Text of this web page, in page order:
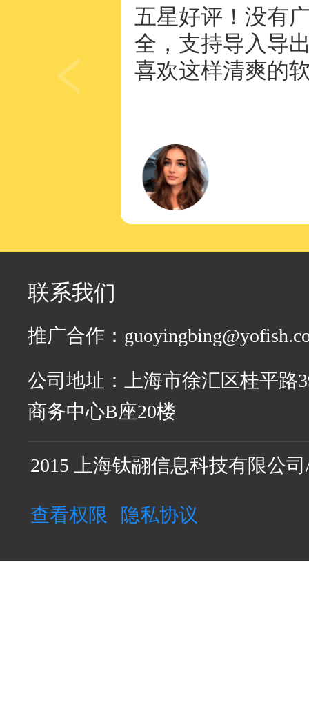
五星好评！没有
全，支持导入导
喜欢这样清爽的
联系我们
推广合作：
公司地址： 上海市徐汇区桂平路
商务中心B座20楼
2015 上海钛翮信息科技有限公
查看权限 隐私协议